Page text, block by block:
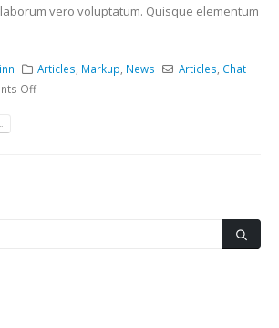
vero voluptatum. Quisque elementum
Articles Markup News Articles Chat
Off